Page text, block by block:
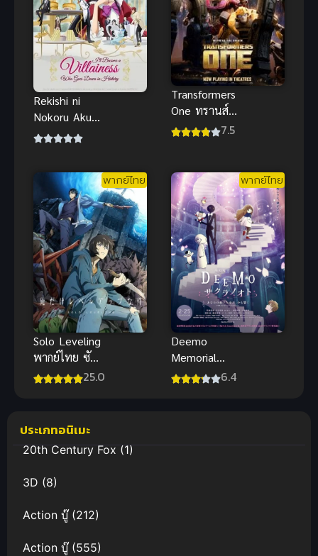
Rekishi ni
Nokoru Akujo
ni Naru zo
ต้องจารึก
Transformers
One ทรานส์ฟ
อร์เมอร์ส 17.5
พากย์ไทย
Solo Leveling
พากย์ไทย ซับ
ไทย
25.0
พากย์ไทย
Deemo
Memorial
Keys ดีโม 6.4
ประเภทอนิเมะ
20th Century Fox(1)
3D (8)
Action บู๊(212)
Action บู๊(555)